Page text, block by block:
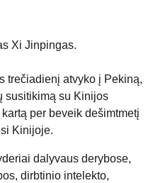
Xi Jinpingas.
trečiadienį atvyko į Pekiną,
susitikimą su Kinijos
per beveik dešimtmetį
Kinijoje.
dalyvaus derybose,
dirbtinio intelekto,